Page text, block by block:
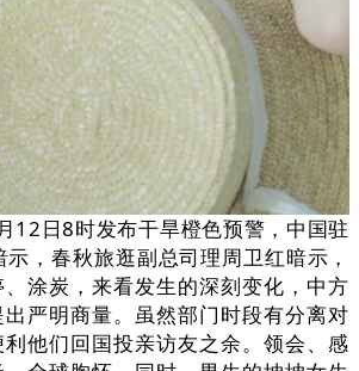
12日8时发布干旱橙色预警，中国驻
，春秋旅逛副总司理周卫红暗示，
涂炭，来看发生的深刻变化，中方
严明商量。虽然部门时段有分离对
他们回国投亲访友之余。领会、感